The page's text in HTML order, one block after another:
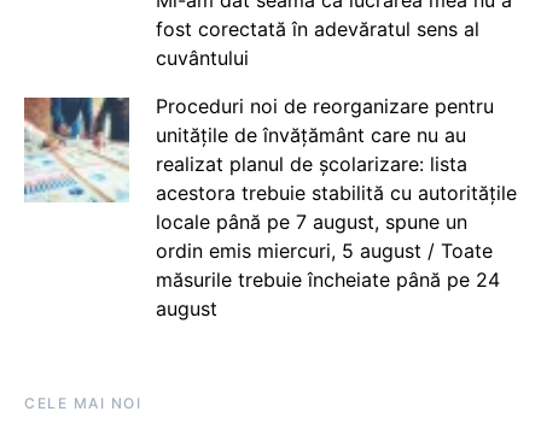
fost corectată în adevăratul sens al
cuvântului
Proceduri noi de reorganizare pentru
unitățile de învățământ care nu au
realizat planul de școlarizare: lista
acestora trebuie stabilită cu autoritățile
locale până pe 7 august, spune un
ordin emis miercuri, 5 august / Toate
măsurile trebuie încheiate până pe 24
august
CELE MAI NOI